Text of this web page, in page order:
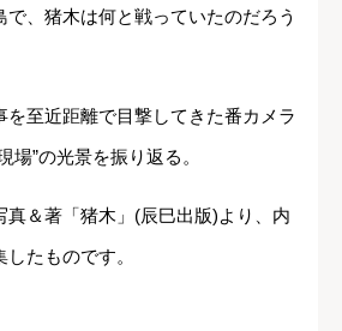
、猪木は何と戦っていたのだろう
を至近距離で目撃してきた番カメラ
場”の光景を振り返る。
＆著「猪木」(辰巳出版)より、内
たものです。